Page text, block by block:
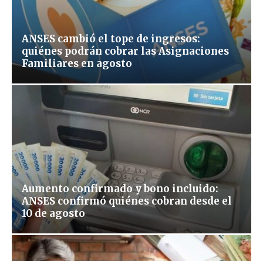
ANSES cambió el tope de ingresos:
quiénes podrán cobrar las Asignaciones
Familiares en agosto
Aumento confirmado y bono incluido:
ANSES confirmó quiénes cobran desde el
10 de agosto